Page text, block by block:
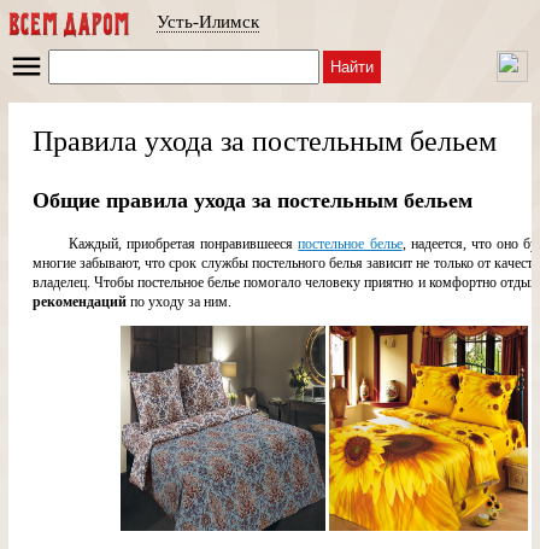
Усть-Илимск
Найти
Правила ухода за постельным бельем
Общие правила ухода за постельным бельем
Каждый, приобретая понравившеесяпостельное белье, надеется, что оно
многие забывают, что срок службы постельного белья зависит не только от
владелец. Чтобы постельное белье помогало человеку приятно и комфортно
рекомендацийпо уходу за ним.